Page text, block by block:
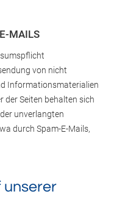
MAILS
von nicht
Informationsmaterialien
der Seiten behalten sich
unverlangten
durch Spam-E-Mails,
unserer